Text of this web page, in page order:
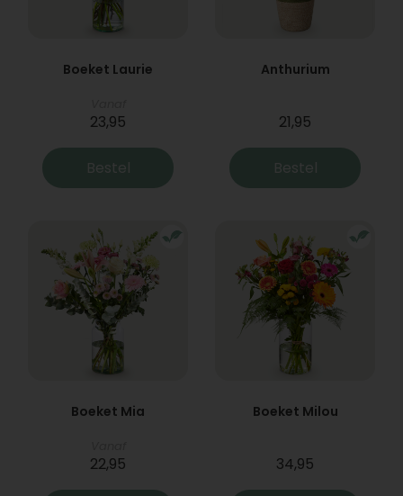
Boeket Laurie
23,95
Bestel
Anthurium
21,95
Bestel
Boeket Mia
22,95
Boeket Milou
34,95